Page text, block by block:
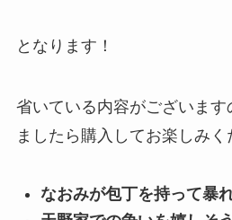
となります！
省いている内容がございます
ましたら購入してお楽しみく
なおみが包丁を持って暴